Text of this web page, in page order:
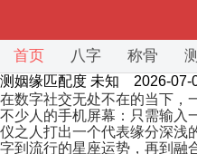
首页 八字 称骨
测姻缘匹配度 未知 2026-07-
在数字社交无处不在的当下，
不少人的手机屏幕：只需输入
仪之人打出一个代表缘分深浅
字到流行的星座运势，再到融